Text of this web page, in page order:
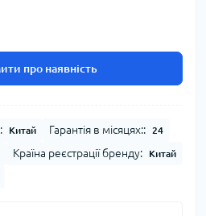
про наявність
Китай Гарантія в місяцях:: 24
Країна реєстрації бренду: Китай